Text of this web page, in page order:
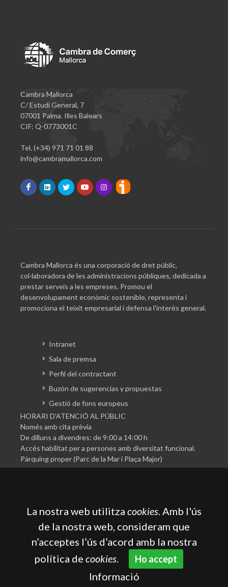
Cambra Mallorca
C/ Estudi General, 7
07001 Palma. Illes Balears
CIF: Q-0773001C
Tel. (+34) 971 71 01 88
info@cambramallorca.com
Cambra Mallorca és una corporació de dret públic,
col·laboradora de les administracions públiques, dedicada a
prestar serveis a les empreses. Promou el
desenvolupament econòmic sostenible, representa i
promociona el teixit empresarial i defensa l'interès general.
Intranet
Sala de premsa
Perfil del contractant
Buzón de sugerencias y propuestas
Gestió de fons europeus
HORARI D'ATENCIÓ AL PÚBLIC
Només amb cita prèvia
De dilluns a divendres: de 9:00 a 14:00 h
Accés habilitat per a persones amb diversitat funcional.
Pàrquing proper (Parc de la Mar i Plaça Major)
Cambra Oficial de Comerç, Indústria, Serveis i Navegació
de Mallorca
Política de privacitat Política de cookies
La nostra web utilitza cookies. Amb l'ús
de la nostra web, consideram que
n’acceptes l’ús d’acord amb la nostra
política de cookies. Ho accept
Informació